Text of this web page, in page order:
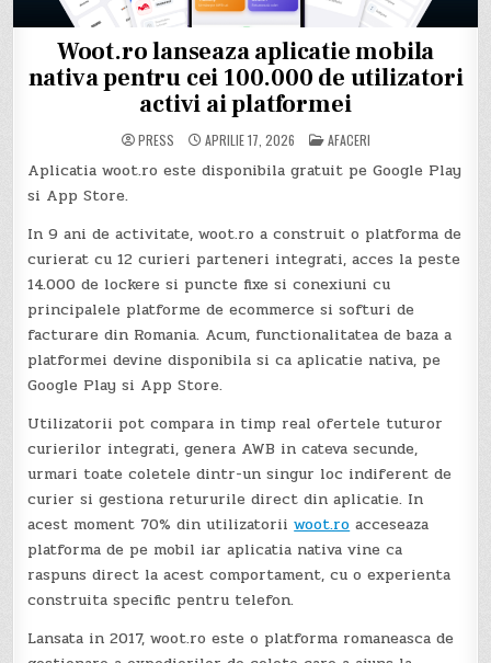
Woot.ro lanseaza aplicatie mobila
nativa pentru cei 100.000 de utilizatori
activi ai platformei
PRESS APRILIE 17, 2026 POSTED
IN
AFACERI
Aplicatia woot.ro este disponibila gratuit pe Google Play
si App Store.
In 9 ani de activitate, woot.ro a construit o platforma de
curierat cu 12 curieri parteneri integrati, acces la peste
14.000 de lockere si puncte fixe si conexiuni cu
principalele platforme de ecommerce si softuri de
facturare din Romania. Acum, functionalitatea de baza a
platformei devine disponibila si ca aplicatie nativa, pe
Google Play si App Store.
Utilizatorii pot compara in timp real ofertele tuturor
curierilor integrati, genera AWB in cateva secunde,
urmari toate coletele dintr-un singur loc indiferent de
curier si gestiona retururile direct din aplicatie. In
acest moment 70% din utilizatoriiwoot.roacceseaza
platforma de pe mobil iar aplicatia nativa vine ca
raspuns direct la acest comportament, cu o experienta
construita specific pentru telefon.
Lansata in 2017, woot.ro este o platforma romaneasca de